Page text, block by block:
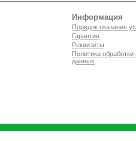
Информация
Порядок оказания
Гарантии
Реквизиты
Политика
данных